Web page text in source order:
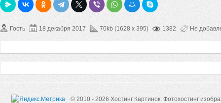
Гость 18 декабря 2017 70kb (1628 x 395) 1382 Не
© 2010 - 2026 Хостинг Картинок. Фотохостинг